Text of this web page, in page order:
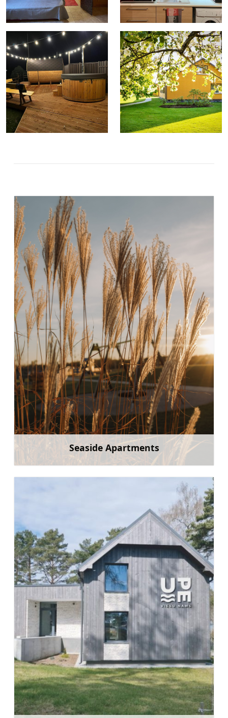
Seaside Apartments
Mehr